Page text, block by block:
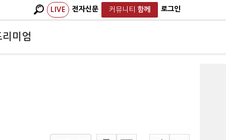
LIVE 전자신문 커뮤니티 함께 로그인
리미엄